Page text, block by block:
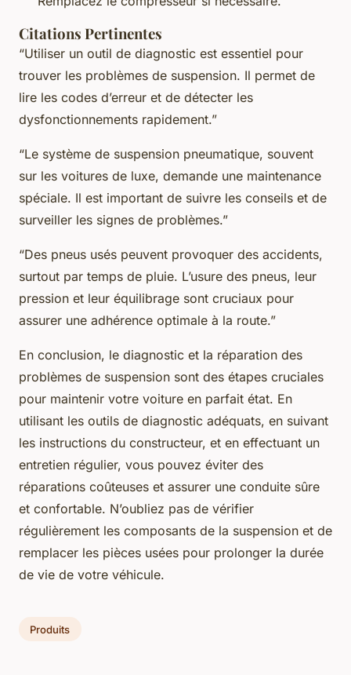
Citations Pertinentes
“Utiliser un outil de diagnostic est essentiel pour
trouver les problèmes de suspension. Il permet de
lire les codes d’erreur et de détecter les
dysfonctionnements rapidement.”
“Le système de suspension pneumatique, souvent
sur les voitures de luxe, demande une maintenance
spéciale. Il est important de suivre les conseils et de
surveiller les signes de problèmes.”
“Des pneus usés peuvent provoquer des accidents,
surtout par temps de pluie. L’usure des pneus, leur
pression et leur équilibrage sont cruciaux pour
assurer une adhérence optimale à la route.”
En conclusion, le diagnostic et la réparation des
problèmes de suspension sont des étapes cruciales
pour maintenir votre voiture en parfait état. En
utilisant les outils de diagnostic adéquats, en suivant
les instructions du constructeur, et en effectuant un
entretien régulier, vous pouvez éviter des
réparations coûteuses et assurer une conduite sûre
et confortable. N’oubliez pas de vérifier
régulièrement les composants de la suspension et de
remplacer les pièces usées pour prolonger la durée
de vie de votre véhicule.
Produits